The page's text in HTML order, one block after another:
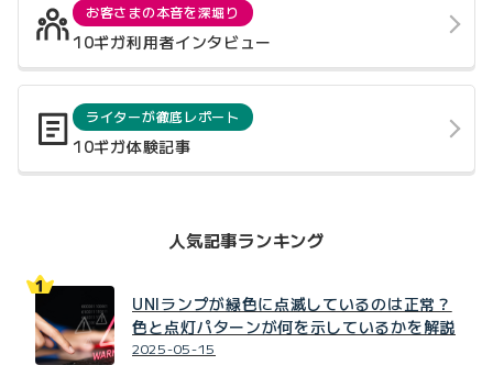
お客さまの本音を深堀り
10ギガ利用者インタビュー
ライターが徹底レポート
10ギガ体験記事
人気記事ランキング
UNIランプが緑色に点滅しているのは正常？
色と点灯パターンが何を示しているかを解説
2025-05-15